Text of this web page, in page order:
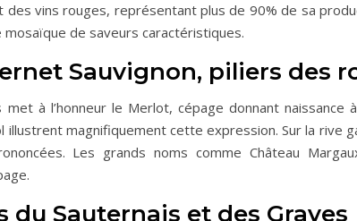
vins rouges, représentant plus de 90% de sa
de saveurs caractéristiques.
Sauvignon, piliers des
à l’honneur le Merlot, cépage donnant
illustrent magnifiquement cette expression. Sur la rive
Les grands noms comme Château
du Sauternais et des Graves